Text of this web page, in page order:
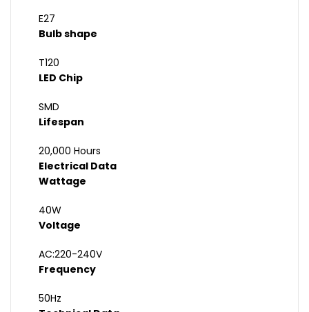
E27
Bulb shape
T120
LED Chip
SMD
Lifespan
20,000 Hours
Electrical Data
Wattage
40W
Voltage
AC:220-240V
Frequency
50Hz